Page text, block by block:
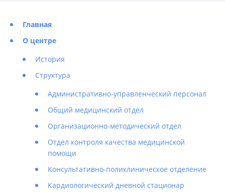
Главная
О центре
История
Структура
Административно-управленческий персонал
Общий медицинский отдел
Организационно-методический отдел
Отдел контроля качества медицинской
помощи
Консультативно-поликлиническое отделение
Кардиологический дневной стационар